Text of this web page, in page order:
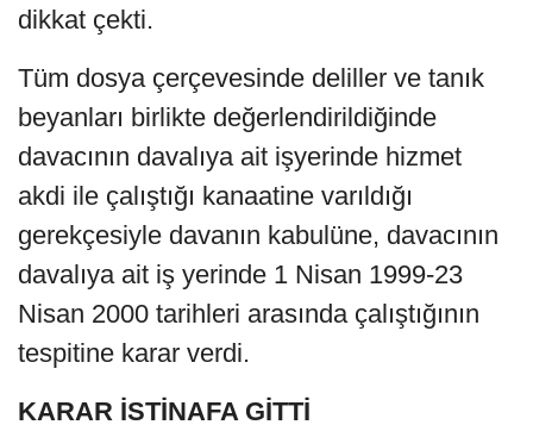
dikkat çekti.
Tüm dosya çerçevesinde deliller ve tanık
beyanları birlikte değerlendirildiğinde
davacının davalıya ait işyerinde hizmet
akdi ile çalıştığı kanaatine varıldığı
gerekçesiyle davanın kabulüne, davacının
davalıya ait iş yerinde 1 Nisan 1999-23
Nisan 2000 tarihleri arasında çalıştığının
tespitine karar verdi.
KARAR İSTİNAFA GİTTİ